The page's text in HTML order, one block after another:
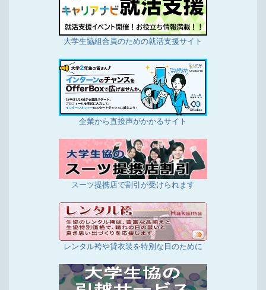
大学生協組合員のための就活支援サイト
企業から直接声がかかるサイト
スーツ提携店で割引が受けられます
レンタル袴や貸衣装を特別な日のために